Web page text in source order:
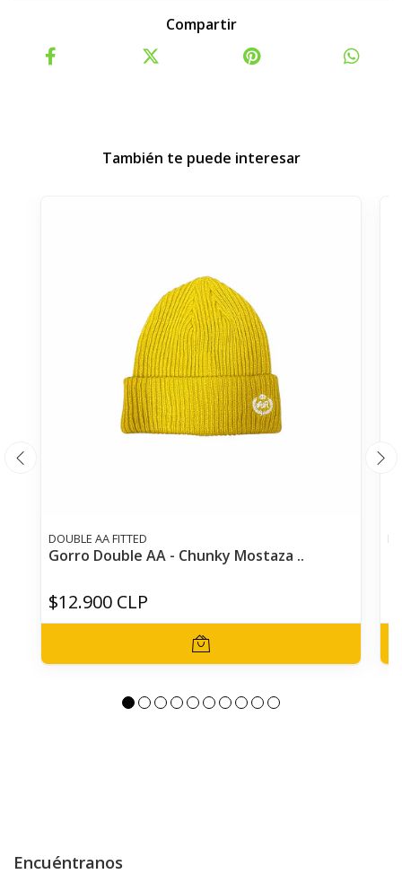
Compartir
También te puede interesar
DOUBLE AA FITTED
Gorro Double AA - Chunky Mostaza ..
$12.900 CLP
Encuéntranos